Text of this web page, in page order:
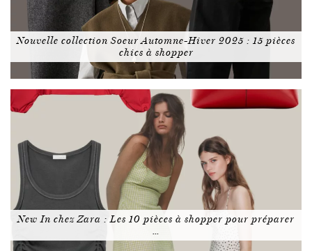
Nouvelle collection Soeur Automne-Hiver 2025 : 15 pièces
chics à shopper
New In chez Zara : Les 10 pièces à shopper pour préparer
…